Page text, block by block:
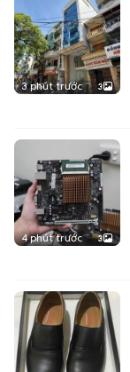
3 phút trước 3
4 phút trước 3